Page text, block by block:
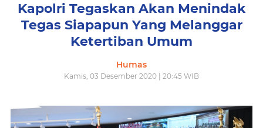
Kapolri Tegaskan Akan Menindak
Tegas Siapapun Yang Melanggar
Ketertiban Umum
Humas
Kamis, 03 Desember 2020 | 20:45 WIB